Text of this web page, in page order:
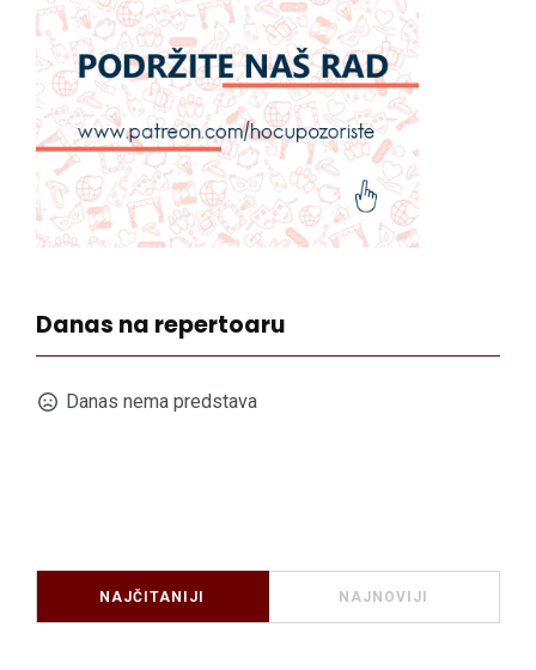
Danas na repertoaru
Danas nema predstava
NAJČITANIJI NAJNOVIJI